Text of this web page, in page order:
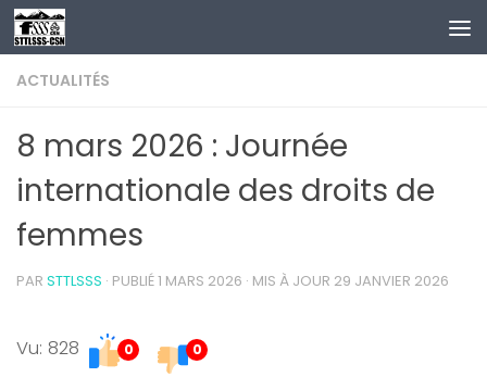
Au dessous du contenu
ACTUALITÉS
8 mars 2026 : Journée
internationale des droits de
femmes
PAR STTLSSS · PUBLIÉ1 MARS 2026 · MIS À JOUR 29 JANVIER 2026
Vu: 828 0 0